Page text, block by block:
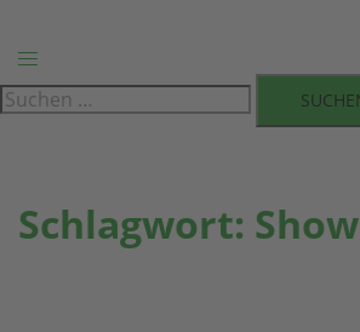
Menü
umschalten
Suchen
Schlagwort: Show